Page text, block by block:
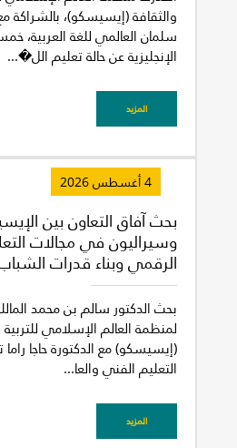
غير راض للغاية
والثقافة (إيسيسكو)، بالشراكة
سلمان العالمي للغة العربية،
الإنجليزية عن حالة تعليم الل�...
المزيد
4 أغسطس 2026
بحث آفاق التعاون بين
وسيراليون في مجالات
الرقمي وبناء قدرات
بحث الدكتور سالم بن محمد
لمنظمة العالم الإسلامي للتربية
(إيسيسكو) مع الدكتورة حاجا
التعليم الفني والعا...
المزيد